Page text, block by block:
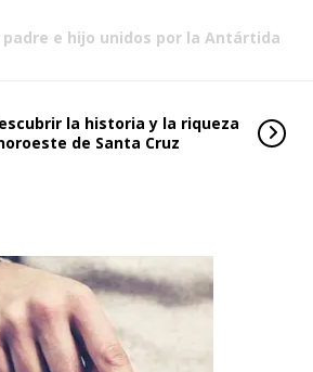
padre e hijo unidos por la Antártida
la historia y la riqueza
de Santa Cruz